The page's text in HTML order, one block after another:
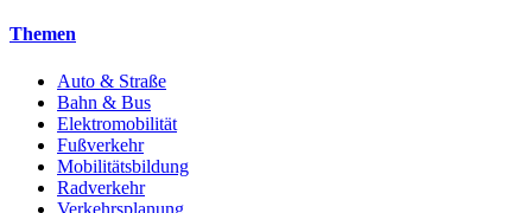
Themen
Auto & Straße
Bahn & Bus
Elektromobilität
Fußverkehr
Mobilitätsbildung
Radverkehr
Verkehrsplanung